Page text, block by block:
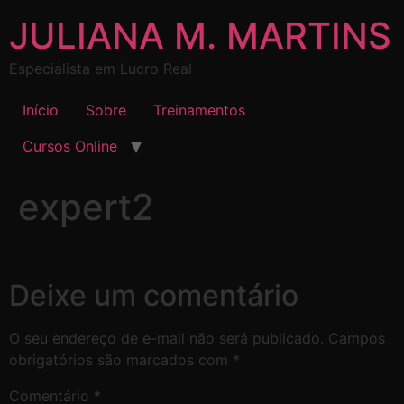
JULIANA M. MARTINS
Especialista em Lucro Real
Início Sobre
Treinamentos
Cursos Online
expert2
Deixe um comentário
O seu endereço de e-mail não será publicado. Campos
obrigatórios são marcados com *
Comentário *